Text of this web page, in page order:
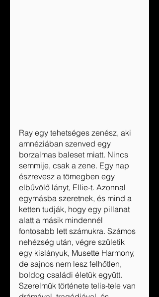
Ray egy tehetséges zenész, aki
amnéziában szenved egy
borzalmas baleset miatt. Nincs
semmije, csak a zene. Egy nap
észrevesz a tömegben egy
elbűvölő lányt, Ellie-t. Azonnal
egymásba szeretnek, és mind a
ketten tudják, hogy egy pillanat
alatt a másik mindennél
fontosabb lett számukra. Számos
nehézség után, végre születik
egy kislányuk, Musette Harmony,
de sajnos nem lesz felhőtlen,
boldog családi életük együtt.
Szerelmük története telis-tele van